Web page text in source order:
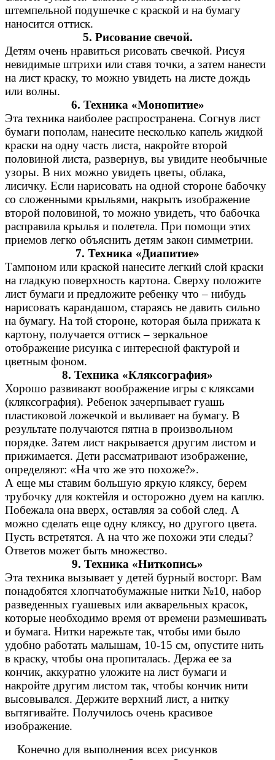
штемпельной подушечке с краской и на бумагу
наносится оттиск.
5. Рисование свечой.
Детям очень нравиться рисовать свечкой. Рисуя
невидимые штрихи или ставя точки, а затем нанести
на лист краску, то можно увидеть на листе дождь
или волны.
6. Техника «Монопитие»
Эта техника наиболее распространена. Согнув лист
бумаги пополам, нанесите несколько капель жидкой
краски на одну часть листа, накройте второй
половиной листа, развернув, вы увидите необычные
узоры. В них можно увидеть цветы, облака,
лисичку. Если нарисовать на одной стороне бабочку
со сложенными крыльями, накрыть изображение
второй половиной, то можно увидеть, что бабочка
расправила крылья и полетела. При помощи этих
приемов легко объяснить детям закон симметрии.
7. Техника «Диапитие»
Тампоном или краской нанесите легкий слой краски
на гладкую поверхность картона. Сверху положите
лист бумаги и предложите ребенку что – нибудь
нарисовать карандашом, стараясь не давить сильно
на бумагу. На той стороне, которая была прижата к
картону, получается оттиск – зеркальное
отображение рисунка с интересной фактурой и
цветным фоном.
8. Техника «Кляксография»
Хорошо развивают воображение игры с кляксами
(кляксография). Ребенок зачерпывает гуашь
пластиковой ложечкой и выливает на бумагу. В
результате получаются пятна в произвольном
порядке. Затем лист накрывается другим листом и
прижимается. Дети рассматривают изображение,
определяют: «На что же это похоже?».
А еще мы ставим большую яркую кляксу, берем
трубочку для коктейля и осторожно дуем на каплю.
Побежала она вверх, оставляя за собой след. А
можно сделать еще одну кляксу, но другого цвета.
Пусть встретятся. А на что же похожи эти следы?
Ответов может быть множество.
9. Техника «Ниткопись»
Эта техника вызывает у детей бурный восторг. Вам
понадобятся хлопчатобумажные нитки №10, набор
разведенных гуашевых или акварельных красок,
которые необходимо время от времени размешивать
и бумага. Нитки нарежьте так, чтобы ими было
удобно работать малышам, 10-15 см, опустите нить
в краску, чтобы она пропиталась. Держа ее за
кончик, аккуратно уложите на лист бумаги и
накройте другим листом так, чтобы кончик нити
высовывался. Держите верхний лист, а нитку
вытягивайте. Получилось очень красивое
изображение.
Конечно для выполнения всех рисунков